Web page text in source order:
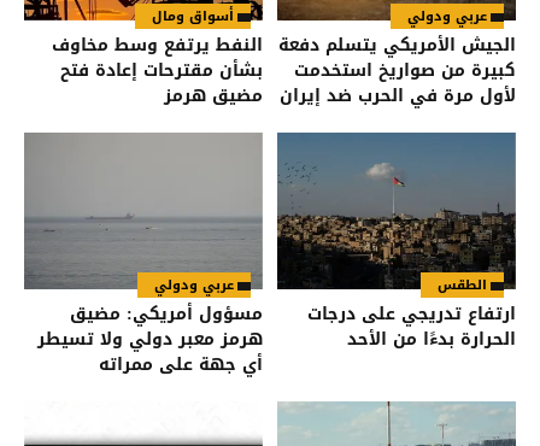
عربي ودولي
الجيش الأمريكي يتسلم دفعة
كبيرة من صواريخ استخدمت
لأول مرة في الحرب ضد إيران
أسواق ومال
النفط يرتفع وسط مخاوف
بشأن مقترحات إعادة فتح
مضيق هرمز
الطقس
ارتفاع تدريجي على درجات
الحرارة بدءًا من الأحد
عربي ودولي
مسؤول أمريكي: مضيق
هرمز معبر دولي ولا تسيطر
أي جهة على ممراته